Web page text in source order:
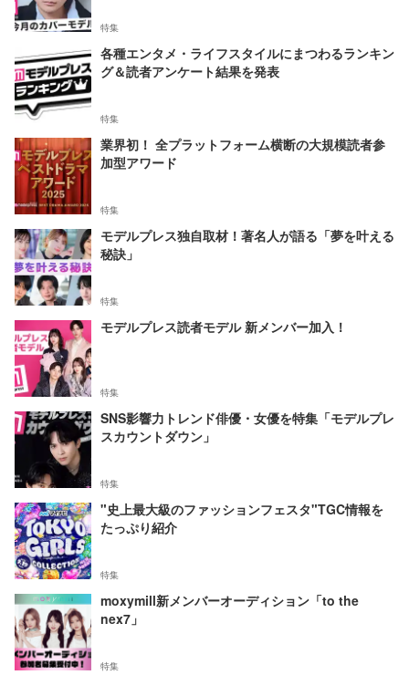
特集
各種エンタメ・ライフスタイルにまつわるランキン
グ＆読者アンケート結果を発表
特集
業界初！ 全プラットフォーム横断の大規模読者参
加型アワード
特集
モデルプレス独自取材！著名人が語る「夢を叶える
秘訣」
特集
モデルプレス読者モデル 新メンバー加入！
特集
SNS影響力トレンド俳優・女優を特集「モデルプレ
スカウントダウン」
特集
"史上最大級のファッションフェスタ"TGC情報を
たっぷり紹介
特集
moxymill新メンバーオーディション「to the
nex7」
特集